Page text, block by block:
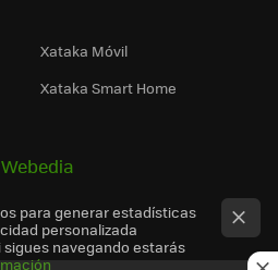
Xataka Móvil
Xataka Smart Home
para generar estadísticas
personalizada
navegando estarás